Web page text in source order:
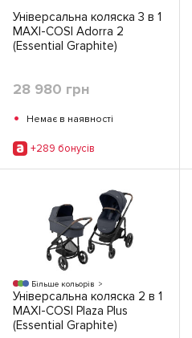
Універсальна коляска 3 в 1
MAXI-COSI Adorra 2
(Essential Graphite)
28 980 грн
• Немає в наявності
+289 бонусiв
Більше кольорів
Універсальна коляска 2 в 1
MAXI-COSI Plaza Plus
(Essential Graphite)